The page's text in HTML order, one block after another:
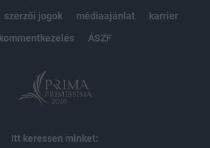
szerzői jogok médiaajánlat
karrier
kommentkezelés
ÁSZF
Itt keressen minket: